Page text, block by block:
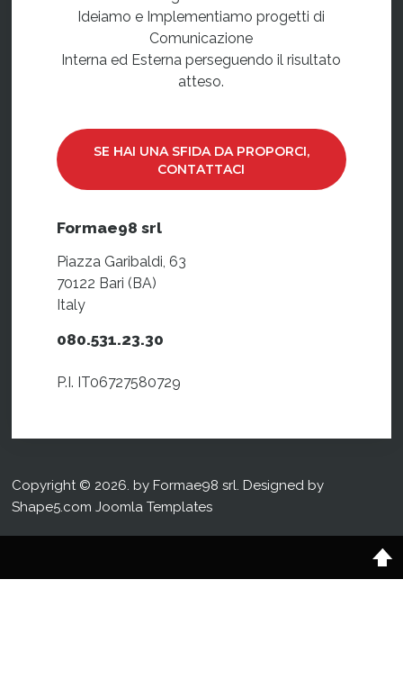
Ideiamo e Implementiamo progetti di
Comunicazione
Interna ed Esterna perseguendo il risultato
atteso.
SE HAI UNA SFIDA DA PROPORCI,
CONTATTACI
Formae98 srl
Piazza Garibaldi, 63
70122 Bari (BA)
Italy
080.531.23.30
P.I. IT06727580729
Copyright © 2026. by Formae98 srl. Designed by
Shape5.comJoomla Templates